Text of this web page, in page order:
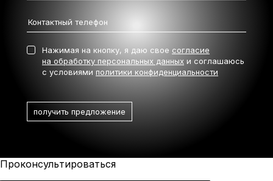
Нажимая на кнопку, я даю свое согласие
на обработку персональных данных и соглашаюсь
с условиями политики конфиденциальности
Проконсультироваться